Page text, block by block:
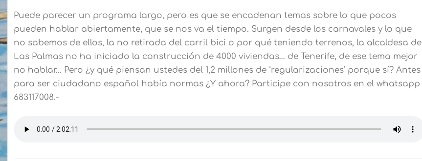
Puede parecer un programa largo, pero es que se encadenan temas sobre lo que pocos
pueden hablar abiertamente, que se nos va el tiempo. Surgen desde los carnavales y lo que
no sabemos de ellos, la no retirada del carril bici o por qué teniendo terrenos, la alcaldesa de
Las Palmas no ha iniciado la construcción de 4000 viviendas… de Tenerife, de ese tema mejor
no hablar… Pero ¿y qué piensan ustedes del 1,2 millones de ‘regularizaciones’ porque sí? Antes
para ser ciudadano español había normas ¿Y ahora? Participe con nosotros en el whatsapp
683117008.-